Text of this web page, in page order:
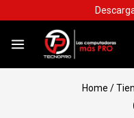
to
Home /